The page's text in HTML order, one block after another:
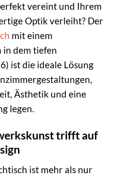
vereint und Ihrem
Optik verleiht? Der
mit einem
in dem tiefen
ist die ideale Lösung
Ästhetik und eine
legen.
trifft auf
ist mehr als nur